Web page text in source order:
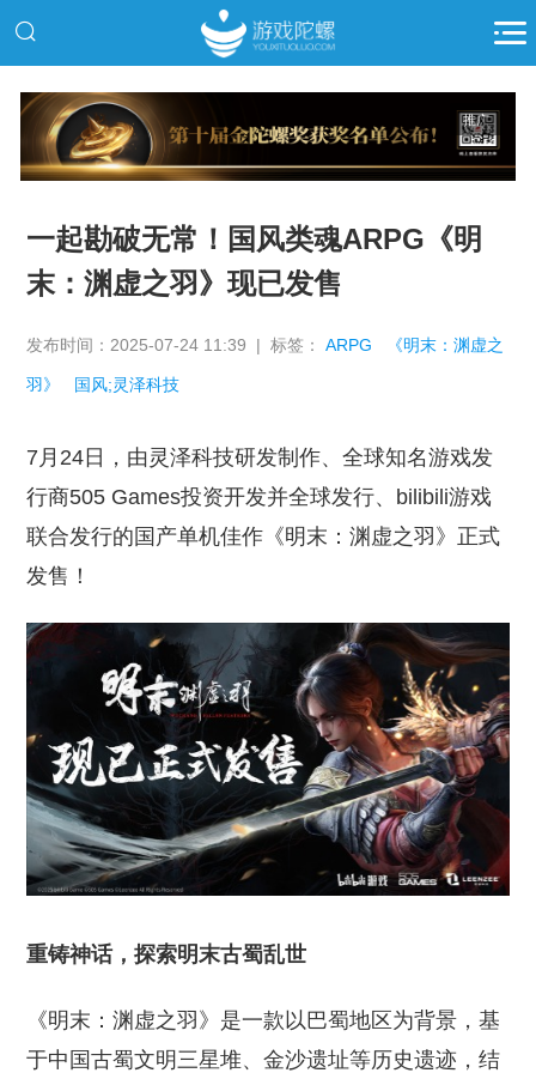
推广
一起勘破无常！国风类魂ARPG《明
末：渊虚之羽》现已发售
发布时间：2025-07-24 11:39 | 标签：ARPG 《明末：渊虚之
羽》 国风;灵泽科技
7月24日，由灵泽科技研发制作、全球知名游戏发
行商505 Games投资开发并全球发行、bilibili游戏
联合发行的国产单机佳作《明末：渊虚之羽》正式
发售！
重铸神话，探索明末古蜀乱世
《明末：渊虚之羽》是一款以巴蜀地区为背景，基
于中国古蜀文明三星堆、金沙遗址等历史遗迹，结